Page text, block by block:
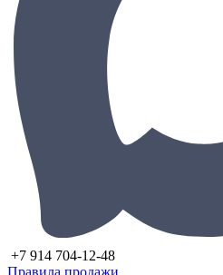
+7 914 704-12-48